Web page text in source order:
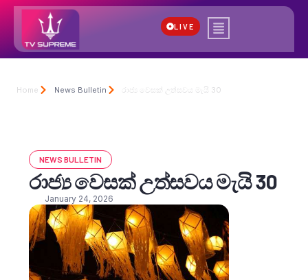
LIVE
Home News Bulletin රාජ්‍ය වෙසක් උත්සවය මැයි 30
NEWS BULLETIN
රාජ්‍ය වෙසක් උත්සවය මැයි 30
January 24, 2026